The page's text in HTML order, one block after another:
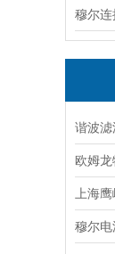
穆尔
谐波滤
欧姆